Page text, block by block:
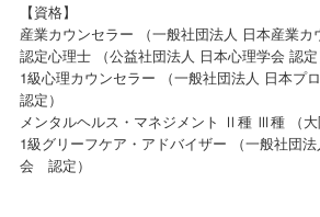
【資格】
産業カウンセラー （一般社団法人 日本産業
認定心理士 （公益社団法人 日本心理学会 認定
1級心理カウンセラー （一般社団法人 日本プ
認定）
メンタルヘルス・マネジメント Ⅱ種 Ⅲ種 （
1級グリーフケア・アドバイザー （一般社団
会 認定）